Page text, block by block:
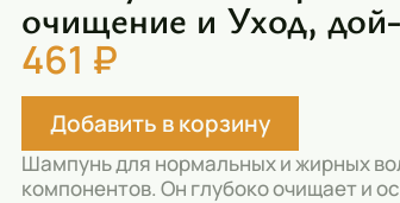
очищение и Уход,
461 ₽
Добавить в корзину
Шампунь для нормальных и жирных
компонентов. Он глубоко очищает и